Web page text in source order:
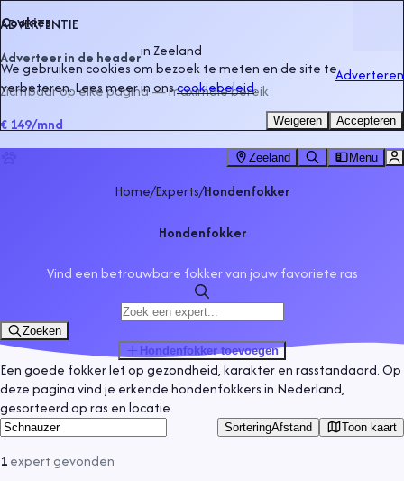
ADVERTENTIE
Adverteer in de headerinZeeland
Zichtbaar op elke pagina — maximale bereik
€ 149/mnd
Adverteren
Zeeland Menu
Home/Experts/Hondenfokker
Hondenfokker
Vind een betrouwbare fokker van jouw favoriete ras
Zoeken
Hondenfokkertoevoegen
Een goede fokker let op gezondheid, karakter en rasstandaard. Op
deze pagina vind je erkende hondenfokkers in Nederland,
gesorteerd op ras en locatie.
SorteringAfstand Toon kaart
1expert gevonden
Cookies
We gebruiken cookies om bezoek te meten en de site te
verbeteren. Lees meer in onscookiebeleid.
Weigeren Accepteren